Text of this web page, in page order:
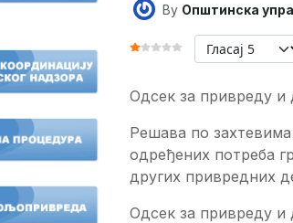
By Општинска
ОЦЕНА КОРИСНИКА: 1/
Оцените
Oдсек за привреду
Решава по
одређених потреба
других привредних
Одсек за привреду и